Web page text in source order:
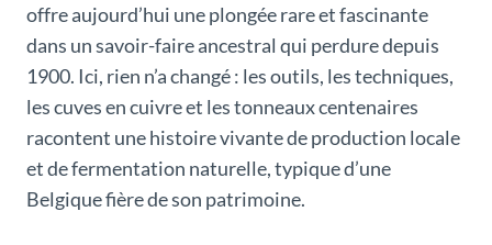
offre aujourd’hui une plongée rare et fascinante
dans un savoir-faire ancestral qui perdure depuis
1900. Ici, rien n’a changé : les outils, les techniques,
les cuves en cuivre et les tonneaux centenaires
racontent une histoire vivante de production locale
et de fermentation naturelle, typique d’une
Belgique fière de son patrimoine.